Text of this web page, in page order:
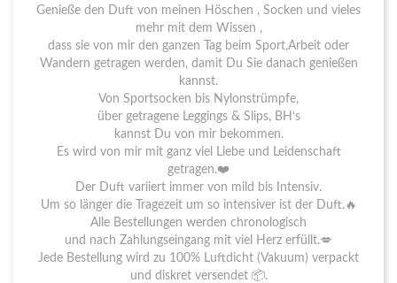
Genieße den Duft von meinen Höschen , Socken und vieles
mehr mit dem Wissen ,
dass sie von mir den ganzen Tag beim Sport,Arbeit oder
Wandern getragen werden, damit Du Sie danach genießen
kannst.
Von Sportsocken bis Nylonstrümpfe,
über getragene Leggings & Slips, BH‘s
kannst Du von mir bekommen.
Es wird von mir mit ganz viel Liebe und Leidenschaft
getragen.❤️
Der Duft variiert immer von mild bis Intensiv.
Um so länger die Tragezeit um so intensiver ist der Duft.🔥
Alle Bestellungen werden chronologisch
und nach Zahlungseingang mit viel Herz erfüllt.💋
Jede Bestellung wird zu 100% Luftdicht (Vakuum) verpackt
und diskret versendet 📦.